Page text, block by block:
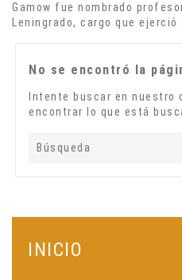
Gamow fue nombrado
Leningrado, cargo que ejerció
No se encontró la
Intente buscar en nuestro
encontrar lo que está
INICIO